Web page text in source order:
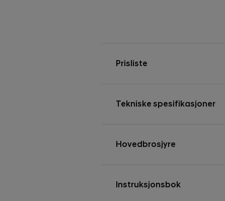
Prisliste
Tekniske spesifikasjoner
Hovedbrosjyre
Instruksjonsbok